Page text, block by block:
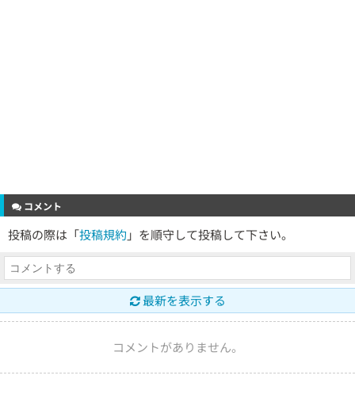
コメント
投稿の際は「投稿規約 」を順守して投稿して下さい。
最新を表示する
コメントがありません。